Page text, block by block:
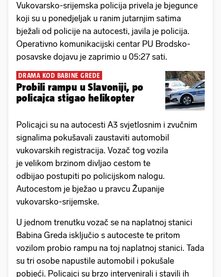
Vukovarsko-srijemska policija privela je bjegunce
koji su u ponedjeljak u ranim jutarnjim satima
bježali od policije na autocesti, javila je policija.
Operativno komunikacijski centar PU Brodsko-
posavske dojavu je zaprimio u 05:27 sati.
DRAMA KOD BABINE GREDE
Probili rampu u Slavoniji, po
policajca stigao helikopter
Policajci su na autocesti A3 svjetlosnim i zvučnim
signalima pokušavali zaustaviti automobil
vukovarskih registracija. Vozač tog vozila
je velikom brzinom divljao cestom te
odbijao postupiti po policijskom nalogu.
Autocestom je bježao u pravcu Županije
vukovarsko-srijemske.
U jednom trenutku vozač se na naplatnoj stanici
Babina Greda isključio s autoceste te pritom
vozilom probio rampu na toj naplatnoj stanici. Tada
su tri osobe napustile automobil i pokušale
pobjeći. Policajci su brzo intervenirali i stavili ih